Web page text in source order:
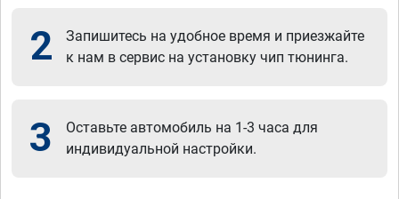
2
Запишитесь на удобное время и приезжайте
к нам в сервис на установку чип тюнинга.
3
Оставьте автомобиль на 1-3 часа для
индивидуальной настройки.